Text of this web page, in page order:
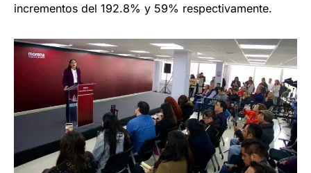
incrementos del 192.8% y 59% respectivamente.